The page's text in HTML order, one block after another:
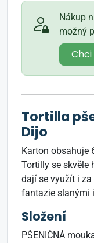
Nákup
možný
Tortilla
Dijo
Karton obsahuje
Tortilly se skvěle
dají se využít i
fantazie slanými
Složení
PŠENIČNÁ